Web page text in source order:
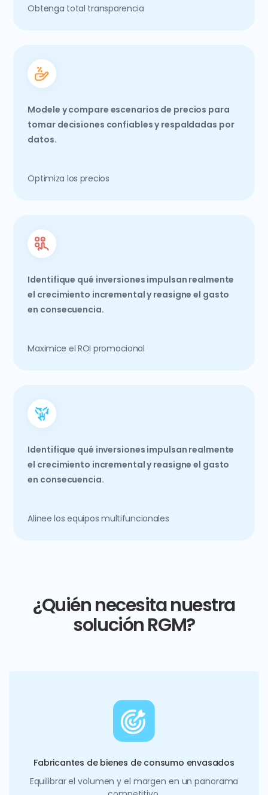
Obtenga total transparencia
Modele y compare escenarios de precios para
tomar decisiones confiables y respaldadas por
datos.
Optimiza los precios
Identifique qué inversiones impulsan realmente
el crecimiento incremental y reasigne el gasto
en consecuencia.
Maximice el ROI promocional
Identifique qué inversiones impulsan realmente
el crecimiento incremental y reasigne el gasto
en consecuencia.
Alinee los equipos multifuncionales
¿Quién necesita nuestra
solución RGM?
Fabricantes de bienes de consumo envasados
Equilibrar el volumen y el margen en un panorama